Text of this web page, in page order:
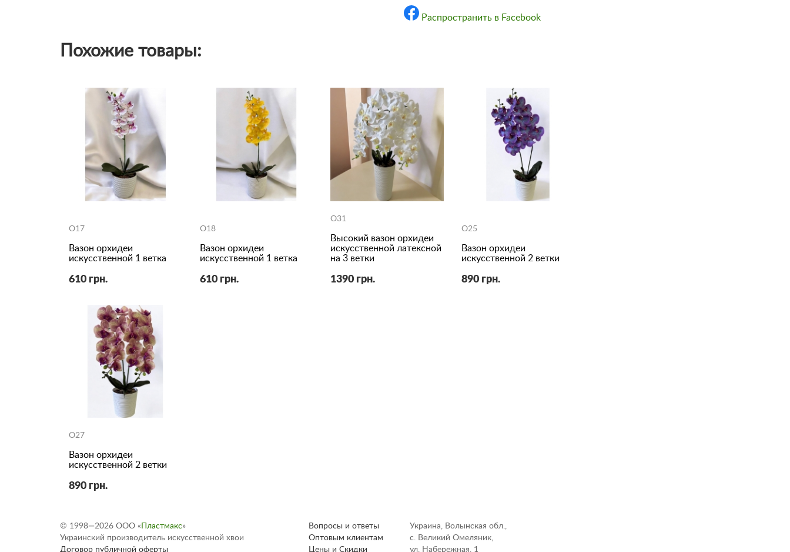
Распространить в Facebook
Похожие товары:
O17
Вазон орхидеи
искусственной 1 ветка
610 грн.
O18
Вазон орхидеи
искусственной 1 ветка
610 грн.
O31
Высокий вазон орхидеи
искусственной латексной
на 3 ветки
1390 грн.
O25
Вазон орхидеи
искусственной 2 ветки
890 грн.
O27
Вазон орхидеи
искусственной 2 ветки
890 грн.
Украина, Волынская обл.,
с. Великий Омеляник,
ул. Набережная, 1
Вопросы и ответы
Оптовым клиентам
Цены и Скидки
© 1998—2026 ООО « Пластмакс»
Украинский производитель искусственной хвои
Договор публичной оферты